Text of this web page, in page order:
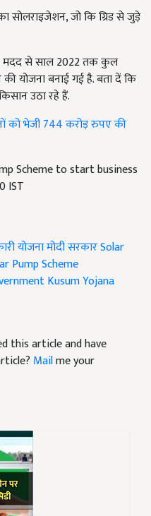
सोलराइजेशन, जो कि ग्रिड से जुड़े
मदद से साल 2022 तक कुल
योजना बनाई गई है. बता दें कि
उठा रहे हैं.
को भेजी 744 करोड़ रुपए की
Scheme to start business
IST
योजनामोदी सरकारSolar
Pump Scheme
Kusum Yojana
this article and have
Mailme your